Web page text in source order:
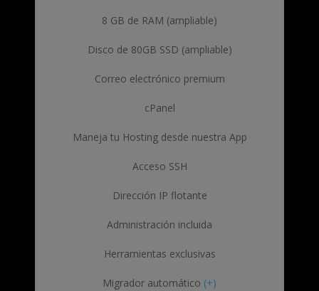
8 GB de RAM (ampliable)
Disco de 80GB SSD (ampliable)
Correo electrónico premium
cPanel
Maneja tu Hosting desde nuestra App
Acceso SSH
Dirección IP flotante
Administración incluida
Herramientas exclusivas
Migrador automático (+)